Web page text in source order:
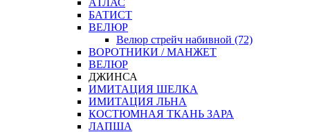
АТЛАС
БАТИСТ
ВЕЛЮР
Велюр стрейч набивной (72)
ВОРОТНИКИ / МАНЖЕТ
ВЕЛЮР
ДЖИНСА
ИМИТАЦИЯ ШЕЛКА
ИМИТАЦИЯ ЛЬНА
КОСТЮМНАЯ ТКАНЬ ЗАРА
ЛАПША